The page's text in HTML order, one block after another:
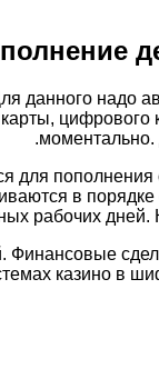
данного
моментально.
в
рабочих дней.
Финансовые
казино в